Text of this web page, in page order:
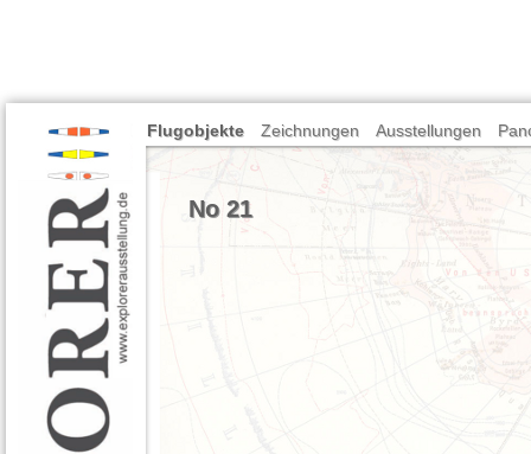
Flugobjekte Zeichnungen Ausstellungen
No 21